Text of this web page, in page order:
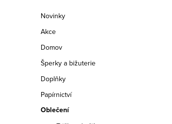
s
t
r
a
n
n
Novinky
Akce
Domov
Šperky a bižuterie
Doplňky
Papírnictví
Oblečení